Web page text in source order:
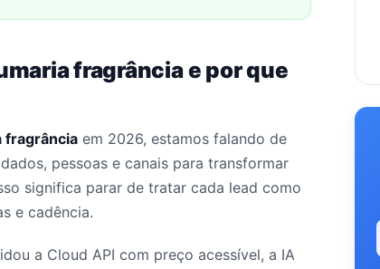
fragrância e por que
fragrância em 2026, estamos falando de
pessoas e canais para transformar
significa parar de tratar cada lead como
e cadência.
a Cloud API com preço acessível, a IA